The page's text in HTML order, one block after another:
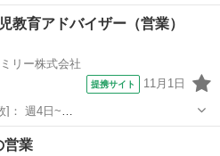
験が活かせる 八代・宇城
ア・ディスカウントストアを訪問
営業
教育アドバイザー（営業）
リー株式会社
提携サイト 11月1日
[勤務地・最寄
択可 ワールド・ファ...
営業